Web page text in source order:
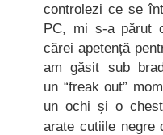
controlezi ce se
PC, mi s-a părut
cărei apetență
am găsit sub
un “freak out”
un ochi și o
arate cutiile negre